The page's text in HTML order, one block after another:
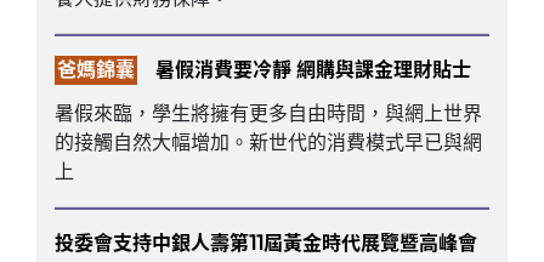
爸媽錦囊
暑假消費要冷靜 網購與課金理財貼士
暑假來臨，學生將擁有更多自由時間，與網上世界
的接觸自然大幅增加。新世代的消費模式早已與網
上
投委會支持中銀人壽第11屆黃金時代展覽暨高峰會